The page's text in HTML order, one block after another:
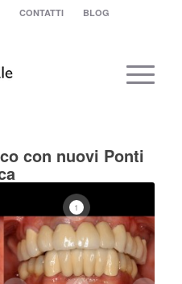
CONTATTI BLOG
con nuovi Ponti
1